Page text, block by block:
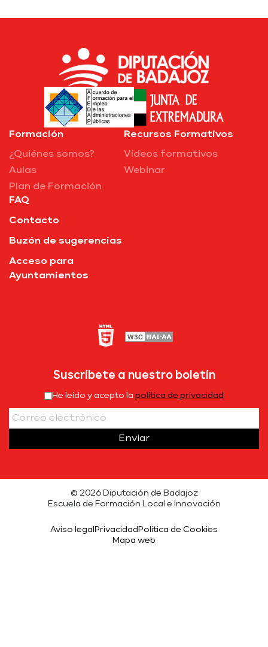
Formación
¿Quiénes somos?
Aulas
Plan de Formación
Recursos Formativos
Vídeos formativos
Webinar
FAQ
Contacto
Buzón de sugerencias
Acceso para
Ayuntamientos
Suscríbete a nuestro boletín
He leído y acepto la política de privacidad
Enviar
© 2026 Diputación de Badajoz
Escuela de Formación Local e Innovación
Aviso legal Privacidad Política de Cookies
Mapa web